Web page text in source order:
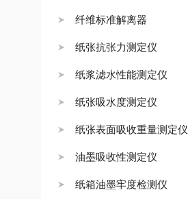
纤维标准解离器
纸张抗张力测定仪
纸浆滤水性能测定仪
纸张吸水度测定仪
纸张表面吸收重量测定仪
油墨吸收性测定仪
纸箱油墨牢度检测仪